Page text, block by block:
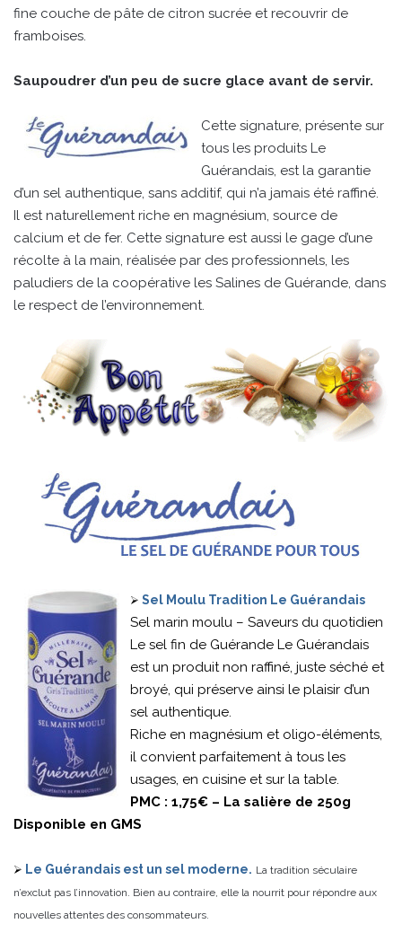
fine couche de pâte de citron sucrée et recouvrir de
framboises.
Saupoudrer d’un peu de sucre glace avant de servir.
Cette signature, présente sur
tous les produits Le
Guérandais, est la garantie
d’un sel authentique, sans additif, qui n’a jamais été raffiné.
Il est naturellement riche en magnésium, source de
calcium et de fer. Cette signature est aussi le gage d’une
récolte à la main, réalisée par des professionnels, les
paludiers de la coopérative les Salines de Guérande, dans
le respect de l’environnement.
Sel Moulu Tradition Le Guérandais
Sel marin moulu – Saveurs du quotidien
Le sel fin de Guérande Le Guérandais
est un produit non raffiné, juste séché et
broyé, qui préserve ainsi le plaisir d’un
sel authentique.
Riche en magnésium et oligo-éléments,
il convient parfaitement à tous les
usages, en cuisine et sur la table.
PMC : 1,75€ – La salière de 250g
Disponible en GMS
Le Guérandais est un sel moderne. La tradition séculaire
n’exclut pas l’innovation. Bien au contraire, elle la nourrit pour répondre aux
nouvelles attentes des consommateurs.